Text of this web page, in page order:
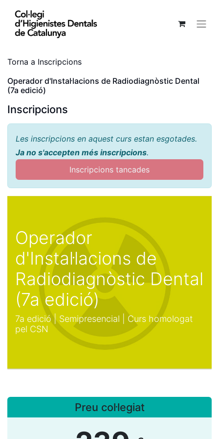
Torna a Inscripcions
Operador d'Instal·lacions de Radiodiagnòstic Dental
(7a edició)
Inscripcions
Les inscripcions en aquest curs estan esgotades.
Ja no s'accepten més inscripcions.
Inscripcions tancades
Operador
d'Instal·lacions de
Radiodiagnòstic Dental
(7a edició)
7a edició | Semipresencial | Curs homologat
pel CSN
Preu col·legiat